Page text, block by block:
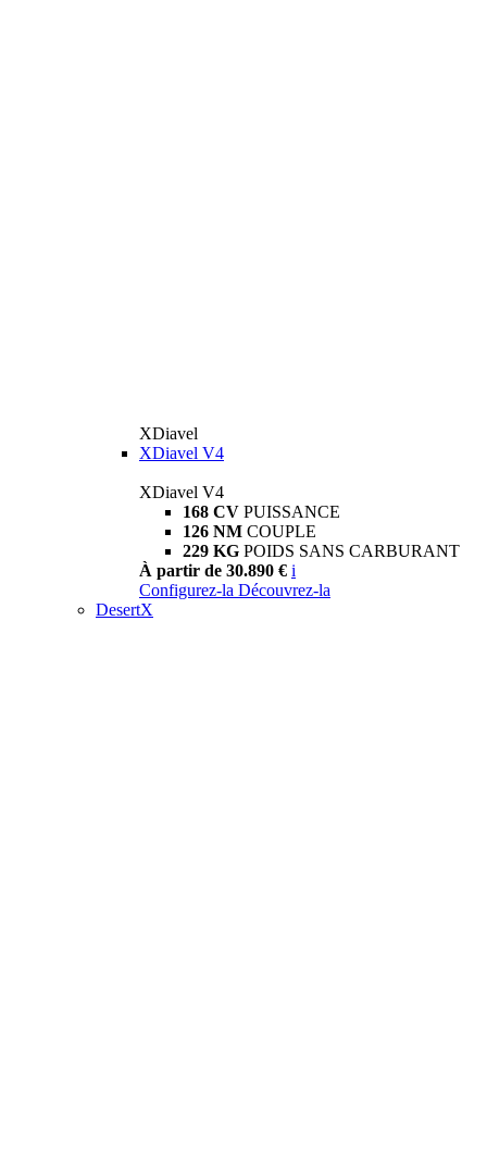
XDiavel
XDiavel V4
XDiavel V4
168 CV PUISSANCE
126 NM COUPLE
229 KG POIDS SANS CARBURANT
À partir de 30.890 € i
Configurez-la Découvrez-la
DesertX